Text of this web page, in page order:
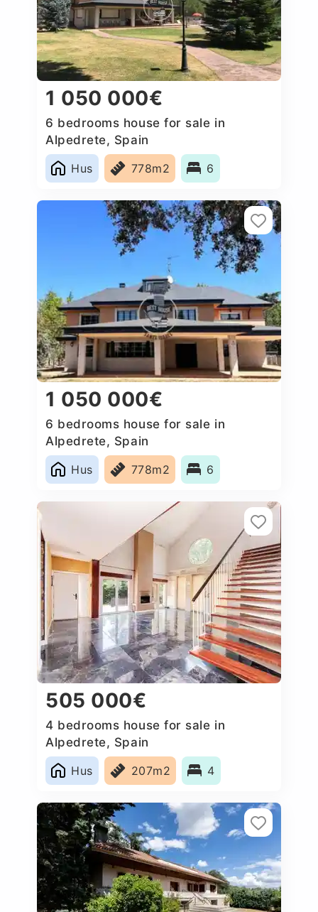
1 050 000€
6 bedrooms house for sale in
Alpedrete, Spain
Hus
778m2 6
1 050 000€
6 bedrooms house for sale in
Alpedrete, Spain
Hus
778m2 6
505 000€
4 bedrooms house for sale in
Alpedrete, Spain
Hus
207m2 4